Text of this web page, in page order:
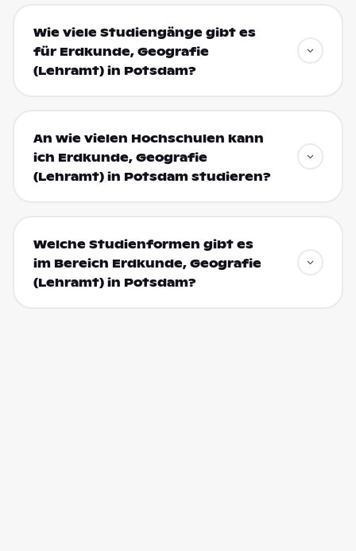
Wie viele Studiengänge gibt es
für Erdkunde, Geografie
(Lehramt) in Potsdam?
An wie vielen Hochschulen kann
ich Erdkunde, Geografie
(Lehramt) in Potsdam studieren?
Welche Studienformen gibt es
im Bereich Erdkunde, Geografie
(Lehramt) in Potsdam?